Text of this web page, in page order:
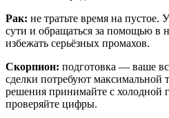
Рак: не тратьте время на пустое.
сути и обращаться за помощью
избежать серьёзных промахов.
Скорпион: подготовка — ваше
сделки потребуют максимальной
решения принимайте с холодной
проверяйте цифры.